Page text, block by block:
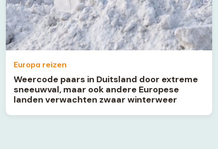
Europa reizen
Weercode paars in Duitsland door extreme
sneeuwval, maar ook andere Europese
landen verwachten zwaar winterweer